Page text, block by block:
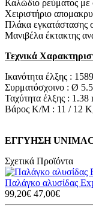
Καλώδιο ρεύματος με
Χειριστήριο
Πλάκα εγκατάστασης
Μανιβέλα έκτακτης
Τεχνικά
Ικανότητα έλξης :
Συρματόσχοινο : Ø
Ταχύτητα έλξης : 1.38
Βάρος Κ/Μ : 11 / 12
ΕΓΓΥΗΣΗ
Σχετικά Προϊόντα
Παλάγκο αλυσίδας
99,20€ 47,00€